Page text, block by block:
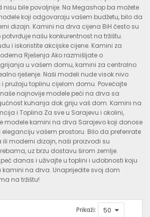
bile povoljnije. Na Megashop.ba možete
koji odgovaraju vašem budžetu, bilo da
dizajn. Kamini na drva cijena BiH često su
našu konkurentnost na tržištu.
i iskoristite akcijske cijene. Kamini za
Rješenja Ako razmišljate o
u vašem domu, kamini za centralno
rješenje. Naši modeli nude visok nivo
i pružaju toplinu cijelom domu. Povećajte
najnovije modele peći na drva sa
kuhanja dok griju vaš dom. Kamini na
i Toplina Za sve u Sarajevu i okolini,
modele kamini na drva Sarajevo koji donose
vašem prostoru. Bilo da preferirate
moderni dizajn, naši proizvodi su
uz brzu dostavu širom zemlje.
danas i uživajte u toplini i udobnosti koju
na drva. Unaprijedite svoj dom
na tržištu!
Prikaži: